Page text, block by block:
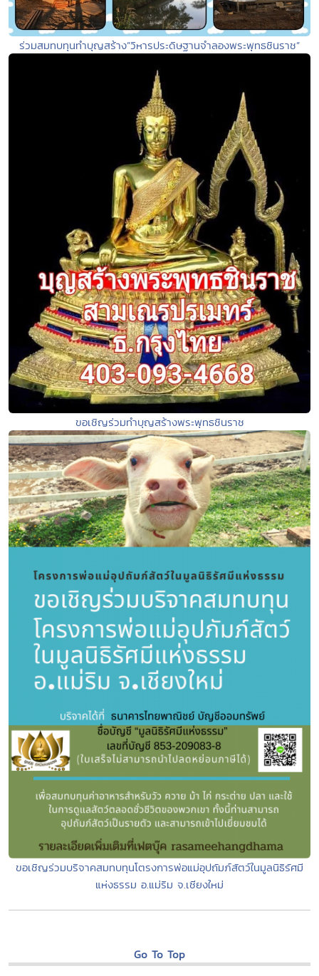
ร่วมสมทบทุนทำบุญสร้าง”วิหารประดิษฐานจำลองพระพุทธชินราช”
ขอเชิญร่วมทำบุญสร้างพระพุทธชินราช
ขอเชิญร่วมบริจาคสมทบทุนโตรงการพ่อแม่อุปถัมภ์สัตว์ในมูลนิธิรัศมี
แห่งธรรม อ.แม่ริม จ.เชียงใหม่
Go To Top